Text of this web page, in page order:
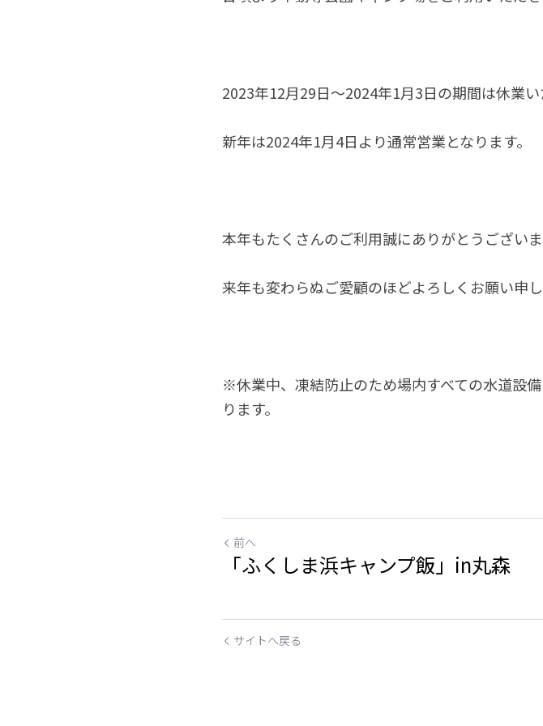
2023年12月29日～2024年1月3日の期間は休業い
新年は2024年1月4日より通常営業となります。
本年もたくさんのご利用誠にありがとうございま
来年も変わらぬご愛顧のほどよろしくお願い申し
※休業中、凍結防止のため場内すべての水道設
ります。
前へ
「ふくしま浜キャンプ飯」in丸森
サイトへ戻る